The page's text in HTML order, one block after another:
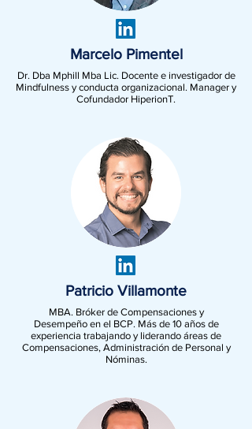
Marcelo Pimentel
Dr. Dba Mphill Mba Lic. Docente e investigador de
Mindfulness y conducta organizacional. Manager y
Cofundador HiperionT.
Patricio Villamonte
MBA. Bróker de Compensaciones y
Desempeño en el BCP. Más de 10 años de
experiencia trabajando y liderando áreas de
Compensaciones, Administración de Personal y
Nóminas.